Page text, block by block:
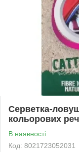
Серветка-
кольорових
В наявності
Код: 8021723052031